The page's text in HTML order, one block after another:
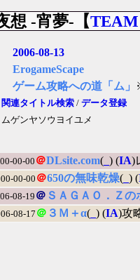
想 -宵夢-【
2006-08-13
ErogameScape
ゲーム攻略への道「ム」
関連タイトル検索 / データ登録
ムゲンヤソウヨイユメ
00-00 ＠DLsite.com(_ ) (IA)
00-00 ＠650の無味乾燥(_ ) (
08-19 ＠ ＳＡＧＡＯ．Ｚ
08-17 ＠ ３Ｍ＋α(_ ) (IA)攻